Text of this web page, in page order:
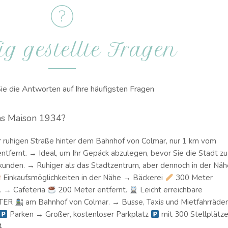
gestellte Fragen
die Antworten auf Ihre häufigsten Fragen
Maison 1934?
Straße hinter dem Bahnhof von Colmar, nur 1 km vom
→ Ideal, um Ihr Gepäck abzulegen, bevor Sie die Stadt zu
→ Ruhiger als das Stadtzentrum, aber dennoch in der
Einkaufsmöglichkeiten in der Nähe → Bäckerei
300 Meter
→ Cafeteria
200 Meter entfernt.
Leicht erreichbare
am Bahnhof von Colmar. → Busse, Taxis und Mietfahrräder
Parken → Großer, kostenloser Parkplatz
mit 300